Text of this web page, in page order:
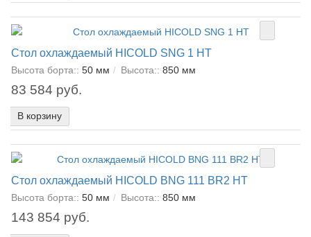
Стол охлаждаемый HICOLD SNG 1 HT
Высота борта:: 50 мм Высота:: 850 мм
83 584 руб.
В корзину
Стол охлаждаемый HICOLD BNG 111 BR2 HT
Высота борта:: 50 мм Высота:: 850 мм
143 854 руб.